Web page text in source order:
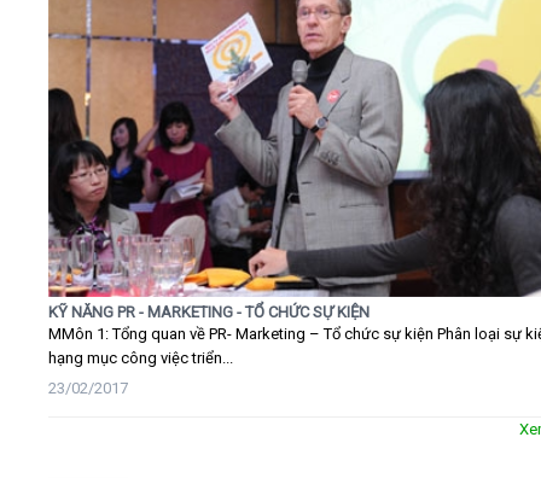
KỸ NĂNG PR - MARKETING - TỔ CHỨC SỰ KIỆN
MMôn 1: Tổng quan về PR- Marketing – Tổ chức sự kiện Phân loại sự
hạng mục công việc triển...
23/02/2017